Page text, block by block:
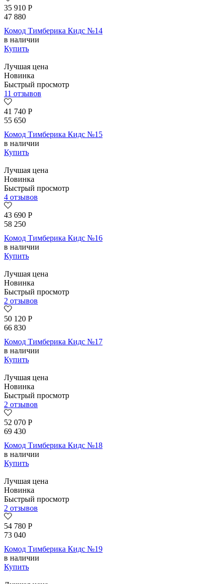
35 910 Р
47 880
Комод Тимберика Кидс №14
в наличии
Купить
Лучшая цена
Новинка
Быстрый просмотр
11 отзывов
41 740 Р
55 650
Комод Тимберика Кидс №15
в наличии
Купить
Лучшая цена
Новинка
Быстрый просмотр
4 отзывов
43 690 Р
58 250
Комод Тимберика Кидс №16
в наличии
Купить
Лучшая цена
Новинка
Быстрый просмотр
2 отзывов
50 120 Р
66 830
Комод Тимберика Кидс №17
в наличии
Купить
Лучшая цена
Новинка
Быстрый просмотр
2 отзывов
52 070 Р
69 430
Комод Тимберика Кидс №18
в наличии
Купить
Лучшая цена
Новинка
Быстрый просмотр
2 отзывов
54 780 Р
73 040
Комод Тимберика Кидс №19
в наличии
Купить